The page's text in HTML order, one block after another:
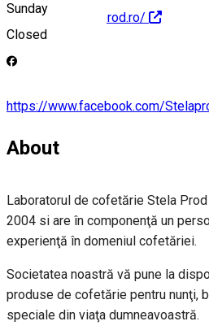
Sunday
Closed
http://www.stelaprod.ro/
https://www.facebook.com/
About
Laboratorul de cofetărie Stela
2004 si are în componenţă un
experienţă în domeniul cofetăriei.
Societatea noastră vă pune la
produse de cofetărie pentru nunţi,
speciale din viaţa dumneavoastră.